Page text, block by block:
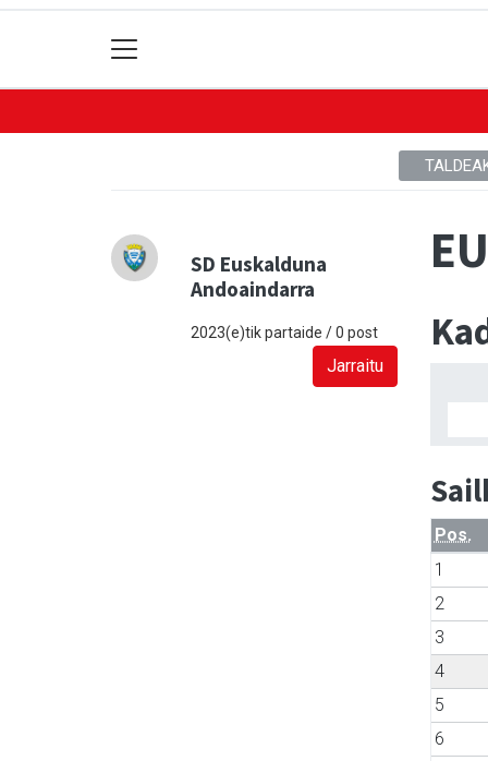
SD Euskalduna
Andoaindarra
2023(e)tik partaide / 0 post
Jarraitu
Pos.
1
2
3
4
5
6